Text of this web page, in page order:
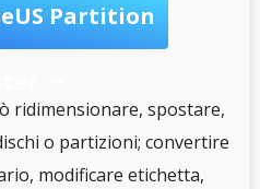
Partition
ridimensionare, spostare,
o partizioni; convertire
modificare etichetta,